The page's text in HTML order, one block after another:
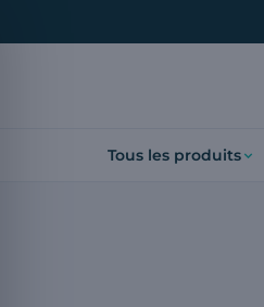
Tous les produits